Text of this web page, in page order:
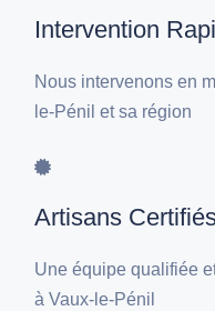
Intervention
Nous intervenons en
le-Pénil et sa région
Artisans
Une équipe qualifiée
à Vaux-le-Pénil